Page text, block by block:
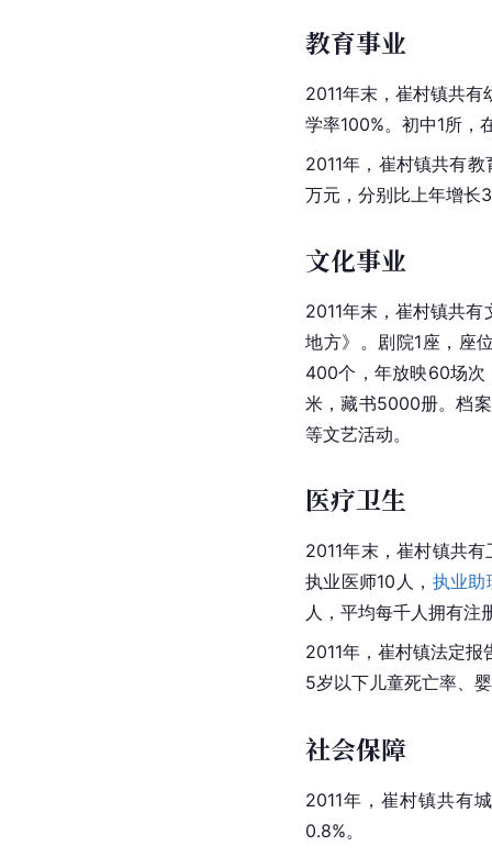
教育事业
2011年末，崔村镇共
学率100%。初中1所，
2011年，崔村镇共有
万元，分别比上年增长
文化事业
2011年末，崔村镇共
地方》。剧院1座，座
400个，年放映60场次
米，藏书5000册。档
等文艺活动。
医疗卫生
2011年末，崔村镇共
执业医师10人， 执业助
人，平均每千人拥有注
2011年，崔村镇法定
5岁以下儿童死亡率、
社会保障
2011年，崔村镇共有
0.8%。